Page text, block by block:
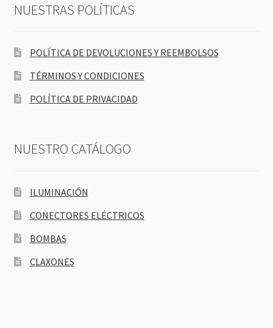
NUESTRAS POLÍTICAS
POLÍTICA DE DEVOLUCIONES Y REEMBOLSOS
TÉRMINOS Y CONDICIONES
POLÍTICA DE PRIVACIDAD
NUESTRO CATÁLOGO
ILUMINACIÓN
CONECTORES ELÉCTRICOS
BOMBAS
CLAXONES